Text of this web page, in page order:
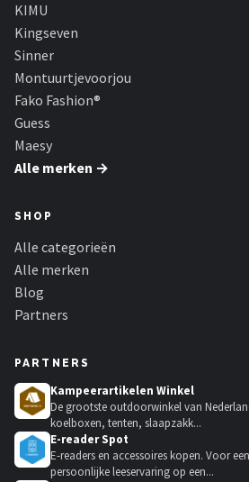
KIMU
Kingseven
Sinner
Montuurtjevoorjou
Fako Fashion®
Guess
Maesy
Alle merken →
SHOP
Alle categorieën
Alle merken
Blog
Partners
PARTNERS
Kampeerartikelen Winkel
De grootste outdoorwinkel van
koelboxen, tenten, slaapzakk...
E-reader Spot
E-readers en accessoires kopen. Voor
persoonlijke leeservaring op een...